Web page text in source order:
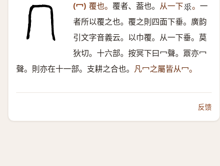
(冖) 覆也。 覆者、葢也。 从一下𠂹 。 一
者所以覆之也。覆之則四面下垂。廣韵
引文字音義云。以巾覆。从一下垂。莫
狄切。十六部。按冥下曰冖聲。鼏亦冖
聲。則亦在十一部。支耕之合也。 凡冖之屬皆从冖。
反馈